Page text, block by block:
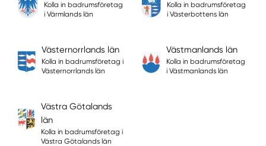
Kolla in badrumsföretag
i Värmlands län
Kolla in badrumsföretag
i Västerbottens län
Västernorrlands län
Kolla in badrumsföretag i
Västernorrlands län
Västmanlands län
Kolla in badrumsföretag
i Västmanlands län
Västra Götalands
län
Kolla in badrumsföretag i
Västra Götalands län